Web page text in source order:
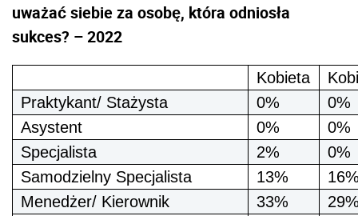
uważać siebie za osobę, która odniosła
sukces? – 2022
Kobieta
Praktykant/ Stażysta
0%
0%
Asystent
0%
0%
Specjalista
2%
0%
Samodzielny Specjalista
13%
Menedżer/ Kierownik
33%